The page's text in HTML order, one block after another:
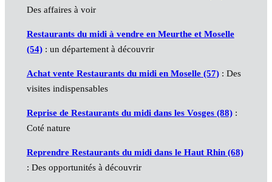
Des affaires à voir
Restaurants du midi à vendre en Meurthe et Moselle
(54): un département à découvrir
Achat vente Restaurants du midi en Moselle (57): Des
visites indispensables
Reprise de Restaurants du midi dans les Vosges (88):
Coté nature
Reprendre Restaurants du midi dans le Haut Rhin (68)
: Des opportunités à découvrir